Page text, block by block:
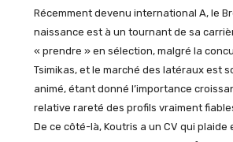
Récemment devenu international A, le
naissance est à un tournant de sa
« prendre » en sélection, malgré la
Tsimikas, et le marché des latéraux est
animé, étant donné l’importance
relative rareté des profils vraiment
De ce côté-là, Koutris a un CV qui plaide